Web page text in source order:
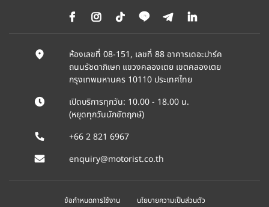
ห้องเลขที่ 08-151, เลขที่ 88 อาคารเดอะปาร์ค
ถนนรัชดาภิเษก แขวงคลองเตย เขตคลองเตย
กรุงเทพมหานคร 10110 ประเทศไทย
เปิดบริการทุกวัน: 10.00 - 18.00 น.
(หยุดทุกวันนักขัตฤกษ์)
+66 2 821 6967
enquiry@motorist.co.th
ข้อกำหนดการใช้งาน นโยบายความเป็นส่วนตัว